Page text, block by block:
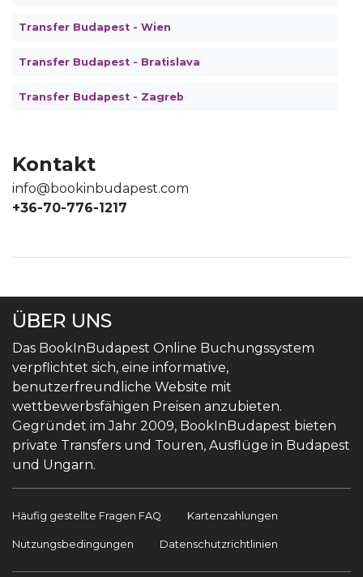
Transfer Budapest - Wien
Transfer Budapest - Bratislava
Transfer Budapest - Zagreb
Kontakt
info@bookinbudapest.com
+36-70-776-1217
ÜBER UNS
Das BookInBudapest Online Buchungssystem
verpflichtet sich, eine informative,
benutzerfreundliche Website mit
wettbewerbsfähigen Preisen anzubieten.
Gegründet im Jahr 2009, BookInBudapest bieten
private Transfers und Touren, Ausflüge in Budapest
und Ungarn.
Häufig gestellte Fragen FAQ Kartenzahlungen
Nutzungsbedingungen Datenschutzrichtlinien